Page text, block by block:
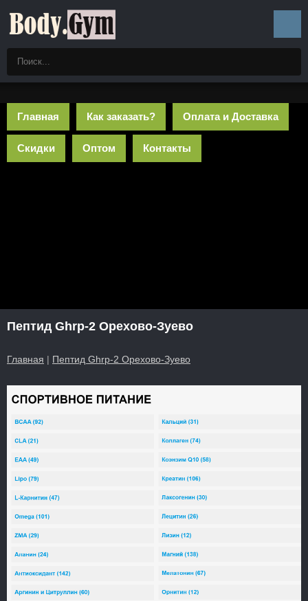
Главная Как заказать? Оплата и Доставка
Скидки Оптом Контакты
Пептид Ghrp-2 Орехово-Зуево
Главная | Пептид Ghrp-2 Орехово-Зуево